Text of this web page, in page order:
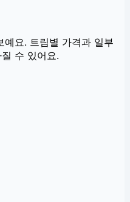
요. 트림별 가격과 일부
수 있어요.